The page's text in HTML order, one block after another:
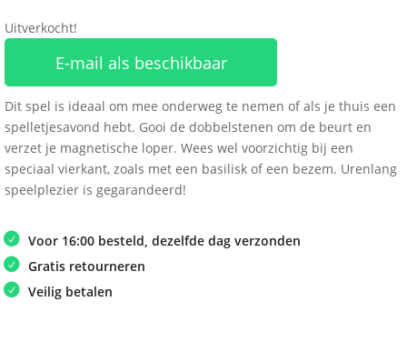
Uitverkocht!
E-mail als beschikbaar
Dit spel is ideaal om mee onderweg te nemen of als je thuis een
spelletjesavond hebt. Gooi de dobbelstenen om de beurt en
verzet je magnetische loper. Wees wel voorzichtig bij een
speciaal vierkant, zoals met een basilisk of een bezem. Urenlang
speelplezier is gegarandeerd!
Voor 16:00 besteld, dezelfde dag verzonden
Gratis retourneren
Veilig betalen